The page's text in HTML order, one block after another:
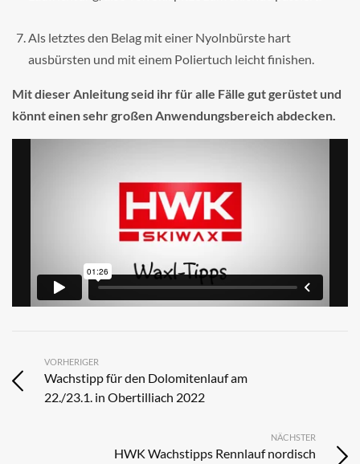
Als letztes den Belag mit einer Nyolnbürste hart
ausbürsten und mit einem Poliertuch leicht finishen.
Mit dieser Anleitung seid ihr für alle Fälle gut gerüstet und
könnt einen sehr großen Anwendungsbereich abdecken.
VORHERIGER
Wachstipp für den Dolomitenlauf am
22./23.1. in Obertilliach 2022
NÄCHSTER
HWK Wachstipps Rennlauf nordisch